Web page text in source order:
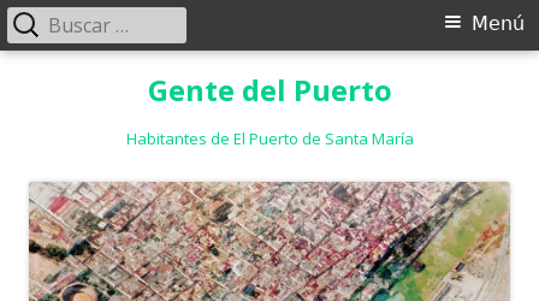
Gente del Puerto
Habitantes de El Puerto de Santa María
Menú
Menú
Buscar: